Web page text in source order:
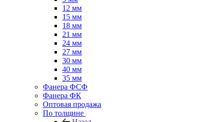
12 мм
15 мм
18 мм
21 мм
24 мм
27 мм
30 мм
40 мм
35 мм
Фанера ФСФ
Фанера ФК
Оптовая продажа
По толщине